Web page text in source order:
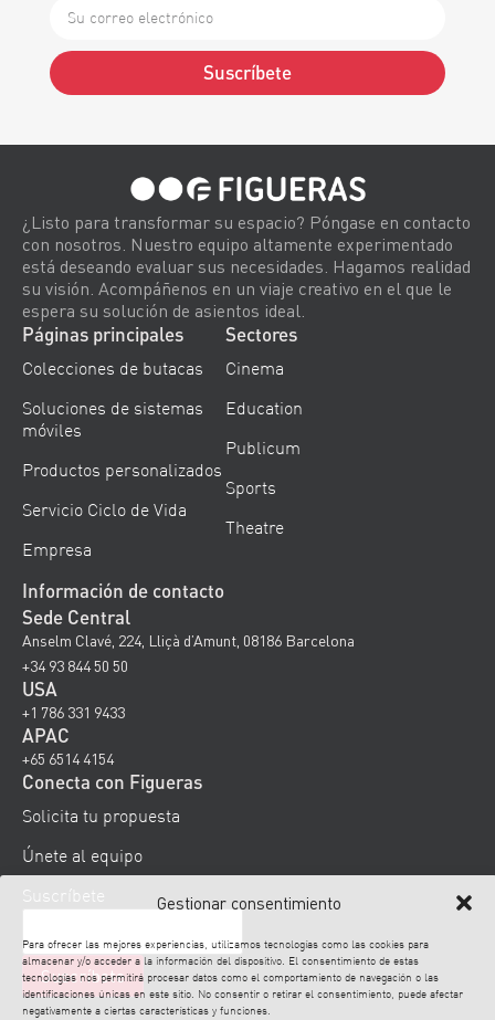
Gestionar consentimiento
Para ofrecer las mejores experiencias, utilizamos tecnologías como las cookies para
almacenar y/o acceder a la información del dispositivo. El consentimiento de estas
tecnologías nos permitirá procesar datos como el comportamiento de navegación o las
identificaciones únicas en este sitio. No consentir o retirar el consentimiento, puede afectar
negativamente a ciertas características y funciones.
Suscríbete
¿Listo para transformar su espacio? Póngase en contacto
con nosotros. Nuestro equipo altamente experimentado
está deseando evaluar sus necesidades. Hagamos realidad
su visión. Acompáñenos en un viaje creativo en el que le
espera su solución de asientos ideal.
Páginas principales
Colecciones de butacas
Soluciones de sistemas
móviles
Productos personalizados
Servicio Ciclo de Vida
Empresa
Sectores
Cinema
Education
Publicum
Sports
Theatre
Información de contacto
Sede Central
Anselm Clavé, 224, Lliçà d’Amunt, 08186 Barcelona
+34 93 844 50 50
USA
+1 786 331 9433
APAC
+65 6514 4154
Conecta con Figueras
Solicita tu propuesta
Únete al equipo
Suscríbete